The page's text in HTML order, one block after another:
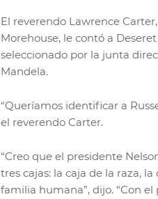
El reverendo Lawrence
Morehouse, le contó a
seleccionado por la junta
Mandela.
“Queríamos identificar a
el reverendo Carter.
“Creo que el presidente
tres cajas: la caja de la raza,
familia humana”, dijo. “Con